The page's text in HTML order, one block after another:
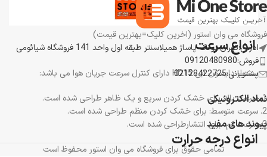
انواع سرعت
سشوار دایسون آبی HD15 دارای کنترل سرعت جریان هوا می باشد:
سرعت بالا: برای خشک کردن سریع و یک ظاهر طراحی شده است.
سرعت متوسط: برای خشک کردن منظم طراحی شده است.
سرعت کم: برای انتشارطراحی شده است.
انواع درجه حرارت
فروشگاه می وان استور (اخرین کلیک=بهترین قیمت)
ادرس:تهران پونک پاساژ همیلاسنتر طبقه اول واحد 141 فروشگاه شیائومی
فروش:09120480980
پشتیبانی:02128422725
نماد الکترونیکی
پیوند های مفید
تمامی حقوق برای فروشگاه می وان استور محفوظ است